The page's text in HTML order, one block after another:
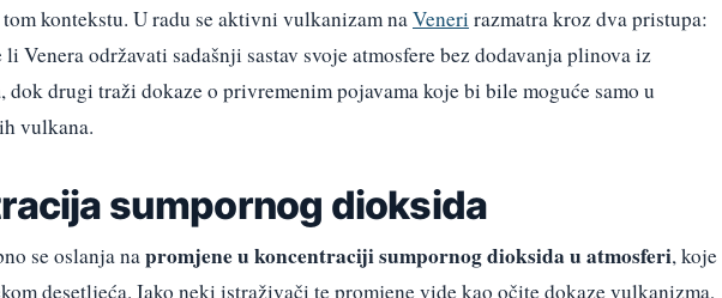
kontekstu. U radu se aktivni vulkanizam na Veneri razmatra kroz dva pristupa:
Venera održavati sadašnji sastav svoje atmosfere bez dodavanja plinova iz
drugi traži dokaze o privremenim pojavama koje bi bile moguće samo u
vulkana.
sumpornog dioksida
se oslanja napromjene u koncentraciji sumpornog dioksida u atmosferi, koje
desetljeća. Iako neki istraživači te promjene vide kao očite dokaze vulkanizma,